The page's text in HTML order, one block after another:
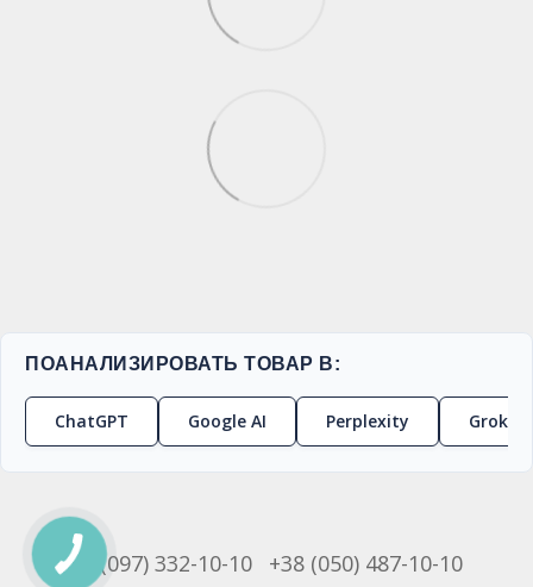
ПОАНАЛИЗИРОВАТЬ ТОВАР В:
ChatGPT Google AI Perplexity Grok
+38 (097) 332-10-10 +38 (050) 487-10-10